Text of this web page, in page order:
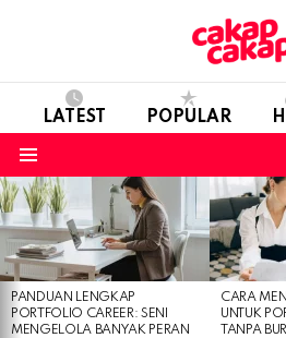
LATEST POPULAR
LATEST
STORIES
PANDUAN LENGKAP
PORTFOLIO CAREER: SENI
MENGELOLA BANYAK PERAN
CARA
UNTUK
TANPA